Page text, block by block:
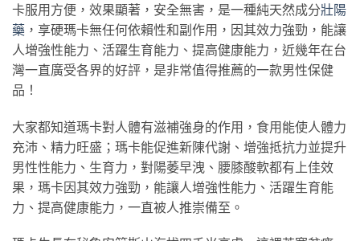
卡服用方便，效果顯著，安全無害，是一種純天然成分壯陽
藥 ，享硬瑪卡無任何依賴性和副作用，因其效力強勁，能讓
人增強性能力、活躍生育能力、提高健康能力，近幾年在台
灣一直廣受各界的好評，是非常值得推薦的一款男性保健
品！
大家都知道瑪卡對人體有滋補強身的作用，食用能使人體力
充沛、精力旺盛；瑪卡能促進新陳代謝、增強抵抗力並提升
男性性能力、生育力，對陽萎早洩、腰膝酸軟都有上佳效
果，瑪卡因其效力強勁，能讓人增強性能力、活躍生育能
力、提高健康能力，一直被人推崇備至。